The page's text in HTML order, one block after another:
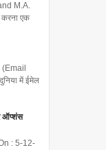
M.A.
एक
में ईमेल
ऑप्शंस
: 5-12-